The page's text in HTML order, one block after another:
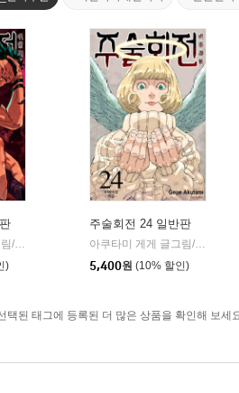
아쿠타미 게게 글그림/이정운 역
서울미디어코믹스(서울문화사)
)
주술회전 24 일반판
아쿠타미 게게 글그림/이정운 역
5,400원 (10% 할인)
택된 태그에 등록된 더 많은 상품을 확인해 보세